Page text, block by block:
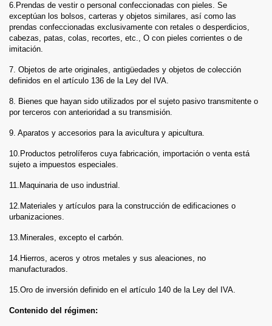
6.Prendas de vestir o personal confeccionadas con pieles. Se
exceptúan los bolsos, carteras y objetos similares, así como las
prendas confeccionadas exclusivamente con retales o desperdicios,
cabezas, patas, colas, recortes, etc., O con pieles corrientes o de
imitación.
7. Objetos de arte originales, antigüedades y objetos de colección
definidos en el artículo 136 de la Ley del IVA.
8. Bienes que hayan sido utilizados por el sujeto pasivo transmitente o
por terceros con anterioridad a su transmisión.
9. Aparatos y accesorios para la avicultura y apicultura.
10.Productos petrolíferos cuya fabricación, importación o venta está
sujeto a impuestos especiales.
11.Maquinaria de uso industrial.
12.Materiales y artículos para la construcción de edificaciones o
urbanizaciones.
13.Minerales, excepto el carbón.
14.Hierros, aceros y otros metales y sus aleaciones, no
manufacturados.
15.Oro de inversión definido en el artículo 140 de la Ley del IVA.
Contenido del régimen: